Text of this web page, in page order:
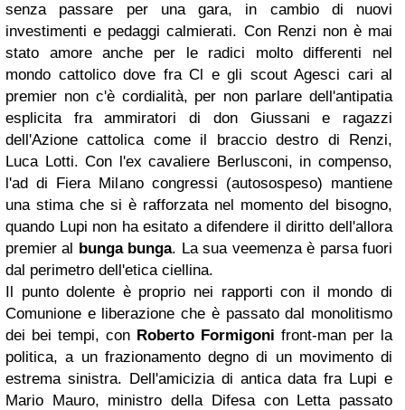
senza passare per una gara, in cambio di nuovi
investimenti e pedaggi calmierati. Con Renzi non è mai
stato amore anche per le radici molto differenti nel
mondo cattolico dove fra Cl e gli scout Agesci cari al
premier non c'è cordialità, per non parlare dell'antipatia
esplicita fra ammiratori di don Giussani e ragazzi
dell'Azione cattolica come il braccio destro di Renzi,
Luca Lotti. Con l'ex cavaliere Berlusconi, in compenso,
l'ad di Fiera Milano congressi (autosospeso) mantiene
una stima che si è rafforzata nel momento del bisogno,
quando Lupi non ha esitato a difendere il diritto dell'allora
premier al bunga bunga. La sua veemenza è parsa fuori
dal perimetro dell'etica ciellina.
Il punto dolente è proprio nei rapporti con il mondo di
Comunione e liberazione che è passato dal monolitismo
dei bei tempi, con Roberto Formigoni front-man per la
politica, a un frazionamento degno di un movimento di
estrema sinistra. Dell'amicizia di antica data fra Lupi e
Mario Mauro, ministro della Difesa con Letta passato